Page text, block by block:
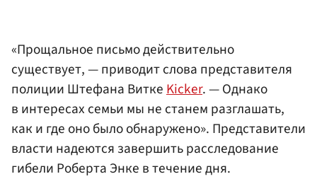
«Прощальное письмо действительно
существует, — приводит слова представителя
полиции Штефана ВиткеKicker. — Однако
в интересах семьи мы не станем разглашать,
как и где оно было обнаружено». Представители
власти надеются завершить расследование
гибели Роберта Энке в течение дня.